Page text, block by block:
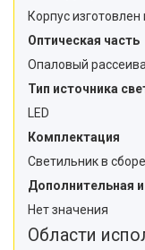
Корпус
Оптическая часть
Опаловый
Тип источника
LED
Комплектация
Светильник в сборе
Дополнительная
Нет значения
Области